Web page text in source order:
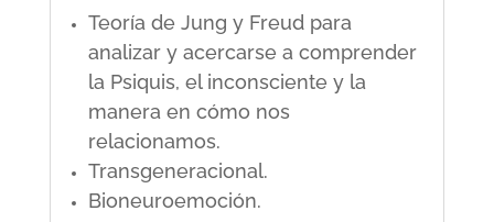
Teoría de Jung y Freud para
analizar y acercarse a comprender
la Psiquis, el inconsciente y la
manera en cómo nos
relacionamos.
Transgeneracional.
Bioneuroemoción.